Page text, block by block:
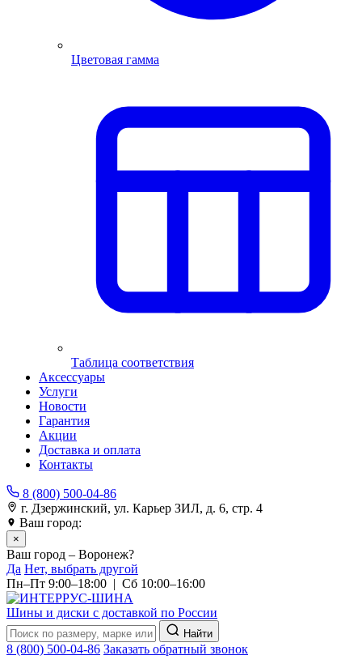
Цветовая гамма
Таблица соответствия
Аксессуары
Услуги
Новости
Гарантия
Акции
Доставка и оплата
Контакты
8 (800) 500-04-86
г. Дзержинский, ул. Карьер ЗИЛ, д. 6, стр. 4
Ваш город:
×
Ваш город – Воронеж?
Да Нет, выбрать другой
Пн–Пт 9:00–18:00 | Сб 10:00–16:00
Шины и диски с доставкой по России
Найти
8 (800) 500-04-86 Заказать обратный звонок